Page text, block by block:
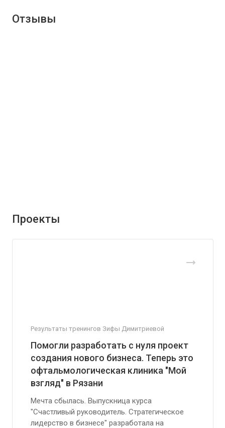
Отзывы
Проекты
Результаты тренингов Зифы Димитриевой
Помогли разработать с нуля проект
создания нового бизнеса. Теперь это
офтальмологическая клиника "Мой
взгляд" в Рязани
Мечта сбылась. Выпускница курса
"Счастливый руководитель. Стратегическое
лидерство в бизнесе" разработала на